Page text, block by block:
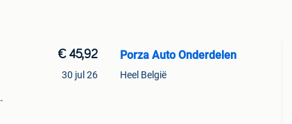
€ 45,92
30 jul 26
Porza Auto Onderdelen
Heel België